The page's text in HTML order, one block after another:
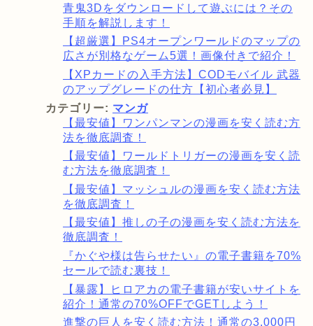
青鬼3Dをダウンロードして遊ぶには？その
手順を解説します！
【超厳選】PS4オープンワールドのマップの
広さが別格なゲーム5選！画像付きで紹介！
【XPカードの入手方法】CODモバイル 武器
のアップグレードの仕方【初心者必見】
カテゴリー: マンガ
【最安値】ワンパンマンの漫画を安く読む方
法を徹底調査！
【最安値】ワールドトリガーの漫画を安く読
む方法を徹底調査！
【最安値】マッシュルの漫画を安く読む方法
を徹底調査！
【最安値】推しの子の漫画を安く読む方法を
徹底調査！
『かぐや様は告らせたい』の電子書籍を70%
セールで読む裏技！
【暴露】ヒロアカの電子書籍が安いサイトを
紹介！通常の70%OFFでGETしよう！
進撃の巨人を安く読む方法！通常の3,000円